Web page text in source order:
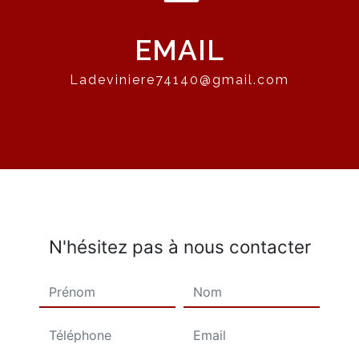
EMAIL
ladeviniere74140@gmail.com
N'hésitez pas à nous contacter